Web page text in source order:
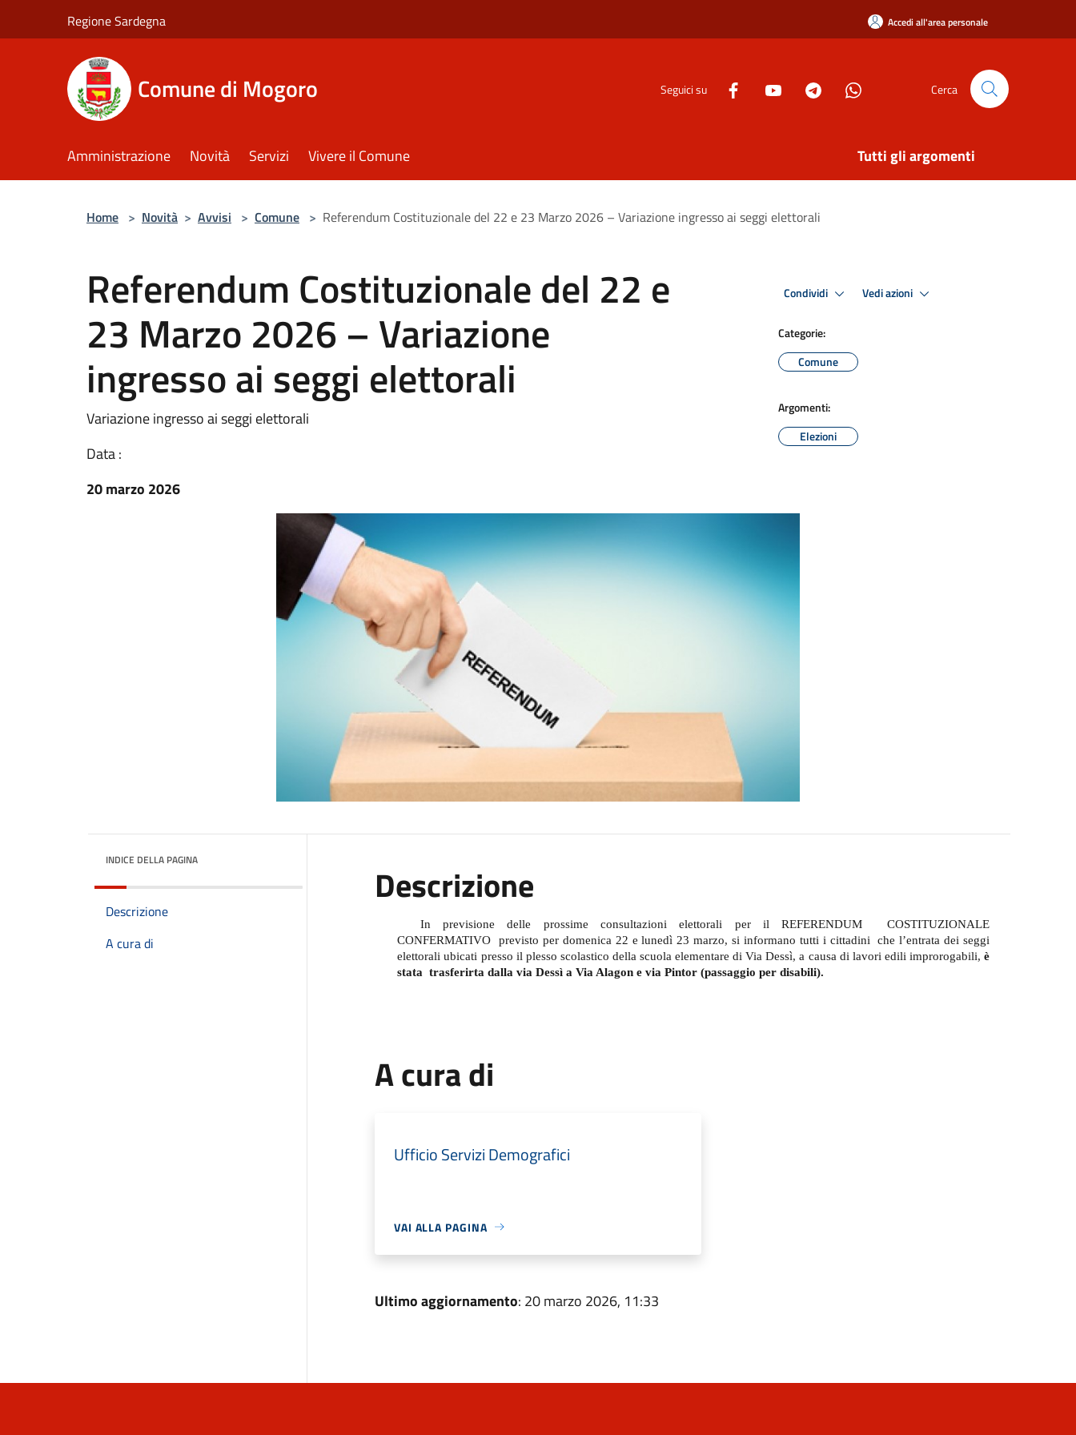
Regione Sardegna Accedi all'area personale
Comune di Mogoro Seguici su Cerca
Amministrazione Novità Servizi Vivere il Comune Tutti gli argomenti
Home > Novità > Avvisi > Comune > Referendum Costituzionale del 22 e 23 Marzo 2026 – Variazione ingresso ai seggi elettorali
Referendum Costituzionale del 22 e
23 Marzo 2026 – Variazione
ingresso ai seggi elettorali
Variazione ingresso ai seggi elettorali
Data :
20 marzo 2026
Condividi Vedi azioni
Categorie:
Comune
Argomenti:
Elezioni
INDICE DELLA PAGINA
Descrizione
A cura di
Descrizione
In previsione delle prossime consultazioni elettorali per il REFERENDUM
COSTITUZIONALE
CONFERMATIVO
previsto per domenica 22 e lunedì 23 marzo, si informano tutti i cittadini che l’entrata dei seggi
elettorali ubicati presso il plesso scolastico della scuola elementare di Via Dessì, a causa di lavori edili improrogabili, è
stata trasferirta dalla via Dessì a Via Alagon e via Pintor (passaggio per disabili).
A cura di
Ufficio Servizi Demografici
VAI ALLA PAGINA
Ultimo aggiornamento: 20 marzo 2026, 11:33